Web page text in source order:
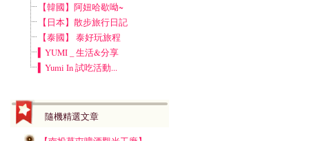
【韓國】阿妞哈歇呦~
【日本】散步旅行日記
【泰國】 泰好玩旅程
▍YUMI _ 生活&分享
▍Yumi In 試吃活動...
隨機精選文章